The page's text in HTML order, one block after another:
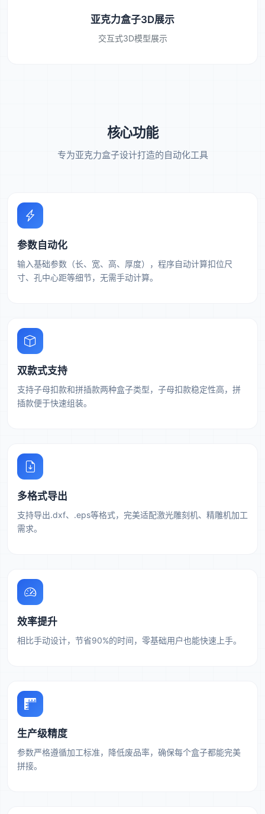
亚克力盒子3D展示
交互式3D模型展示
核心功能
专为亚克力盒子设计打造的自动化工具
参数自动化
输入基础参数（长、宽、高、厚度），程序自动计算扣位尺
寸、孔中心距等细节，无需手动计算。
双款式支持
支持子母扣款和拼插款两种盒子类型，子母扣款稳定性高，拼
插款便于快速组装。
多格式导出
支持导出.dxf、.eps等格式，完美适配激光雕刻机、精雕机加工
需求。
效率提升
相比手动设计，节省90%的时间，零基础用户也能快速上手。
生产级精度
参数严格遵循加工标准，降低废品率，确保每个盒子都能完美
拼接。